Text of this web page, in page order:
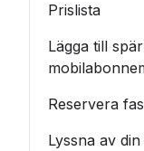
Prislista
Lägga till
Reservera
Lyssna av